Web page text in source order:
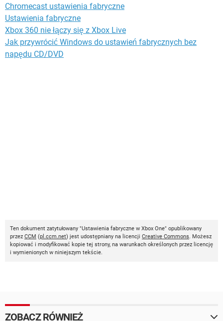
Chromecast ustawienia fabryczne
Ustawienia fabryczne
Xbox 360 nie łączy się z Xbox Live
Jak przywrócić Windows do ustawień fabrycznych bez
napędu CD/DVD
Ten dokument zatytułowany "Ustawienia fabryczne w Xbox One" opublikowany
przez CCM (pl.ccm.net) jest udostępniany na licencji Creative Commons. Możesz
kopiować i modyfikować kopie tej strony, na warunkach określonych przez licencję
i wymienionych w niniejszym tekście.
ZOBACZ RÓWNIEŻ